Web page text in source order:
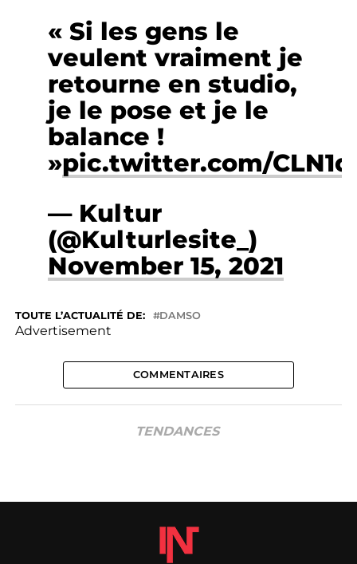
« Si les gens le
veulent vraiment je
retourne en studio,
je le pose et je le
balance !
»pic.twitter.com/
— Kultur
(@Kulturlesite_)
November 15, 2021
TOUTE L’ACTUALITÉ DE: DAMSO
Advertisement
COMMENTAIRES
TENDANCES